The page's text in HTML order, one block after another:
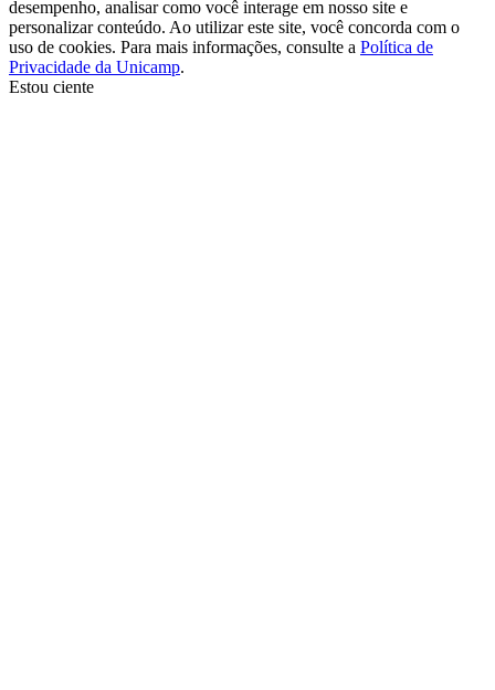
desempenho, analisar como você interage em nosso site e
personalizar conteúdo. Ao utilizar este site, você concorda com o
uso de cookies. Para mais informações, consulte a Política de
Privacidade da Unicamp.
Estou ciente